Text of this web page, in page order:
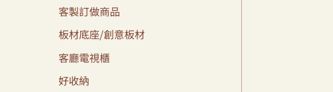
客製訂做商品
板材底座/創意板材
客廳電視櫃
好收納